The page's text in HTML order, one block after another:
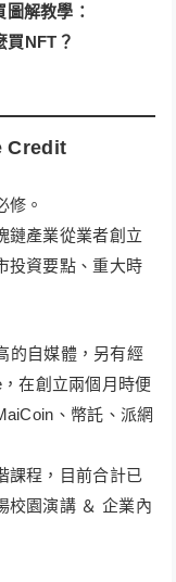
解教學：
買NFT？
Credit
修。
鏈產業從業者創立
投資要點、重大時
的自媒體，另有經
在創立兩個月時便
、幣託、派網
課程，目前合計已
校園演講 ＆ 企業內